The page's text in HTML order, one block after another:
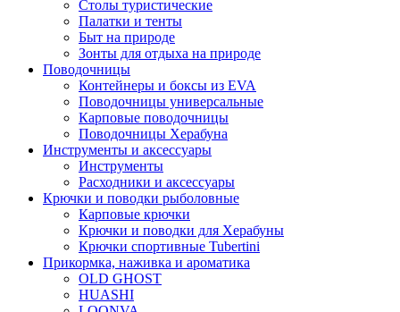
Столы туристические
Палатки и тенты
Быт на природе
Зонты для отдыха на природе
Поводочницы
Контейнеры и боксы из EVA
Поводочницы универсальные
Карповые поводочницы
Поводочницы Херабуна
Инструменты и аксессуары
Инструменты
Расходники и аксессуары
Крючки и поводки рыболовные
Карповые крючки
Крючки и поводки для Херабуны
Крючки спортивные Tubertini
Прикормка, наживка и ароматика
OLD GHOST
HUASHI